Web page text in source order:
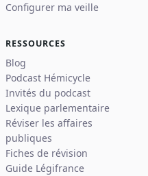
Configurer ma veille
RESSOURCES
Blog
Podcast Hémicycle
Invités du podcast
Lexique parlementaire
Réviser les affaires
publiques
Fiches de révision
Guide Légifrance